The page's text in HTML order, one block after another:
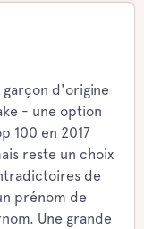
d'origine
- une option
100 en 2017
reste un choix
de
prénom de
Une grande